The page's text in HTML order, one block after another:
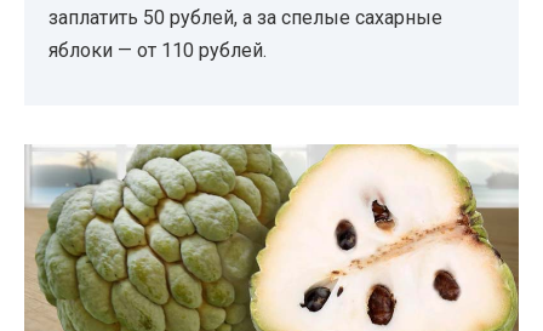
заплатить 50 рублей, а за спелые сахарные
яблоки — от 110 рублей.